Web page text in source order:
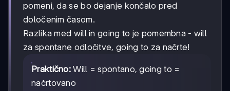
pomeni, da se bo dejanje končalo pred
določenim časom.
Razlika med will in going to je pomembna - will
za spontane odločitve, going to za načrte!
Praktično: Will = spontano, going to =
načrtovano